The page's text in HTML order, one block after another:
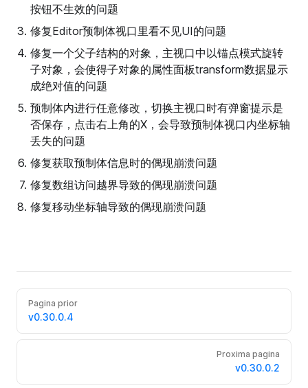
按钮不生效的问题
修复Editor预制体视口里看不见UI的问题
修复一个父子结构的对象，主视口中以锚点模式旋转
子对象，会使得子对象的属性面板transform数据显示
成绝对值的问题
预制体内进行任意修改，切换主视口时有弹窗提示是
否保存，点击右上角的X，会导致预制体视口内坐标轴
丢失的问题
修复获取预制体信息时的偶现崩溃问题
修复数组访问越界导致的偶现崩溃问题
修复移动坐标轴导致的偶现崩溃问题
Pagina prior
v0.30.0.4
Proxima pagina
v0.30.0.2